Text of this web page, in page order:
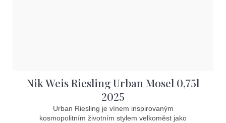
Nik Weis Riesling Urban Mosel 0,75l
2025
Urban Riesling je vínem inspirovaným
kosmopolitním životním stylem velkoměst jako